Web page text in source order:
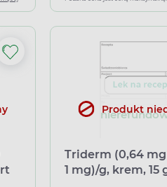
Produkt
Triderm (0,64 mg
1 mg)/g, krem, 15